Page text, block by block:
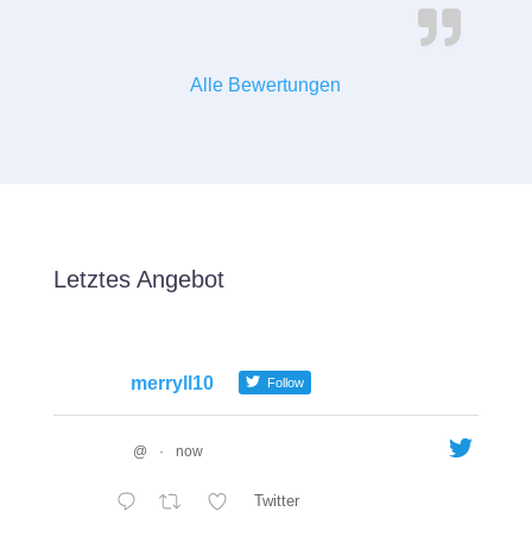
Alle Bewertungen
Letztes Angebot
merryll10 Follow
@ · now
Twitter